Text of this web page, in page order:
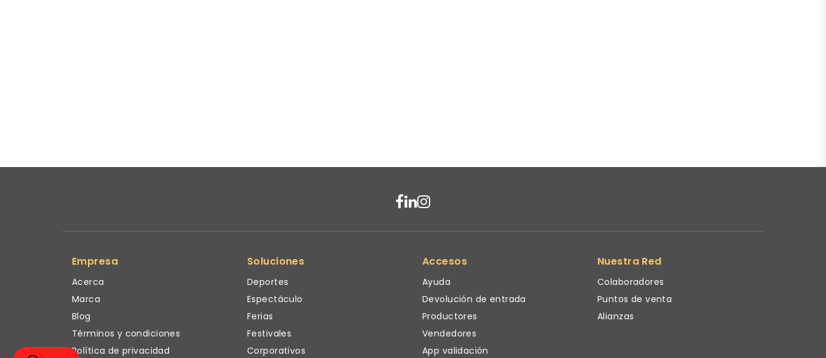
Empresa
Acerca
Marca
Blog
Términos y condiciones
Política de privacidad
Soluciones
Deportes
Espectáculo
Ferias
Festivales
Corporativos
Accesos
Ayuda
Devolución de entrada
Productores
Vendedores
App validación
Nuestra Red
Colaboradores
Puntos de venta
Alianzas